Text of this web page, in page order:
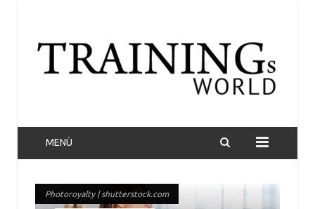
MENÜ
Photoroyalty | shutterstock.com
Photoroyalty | shutterstock.com